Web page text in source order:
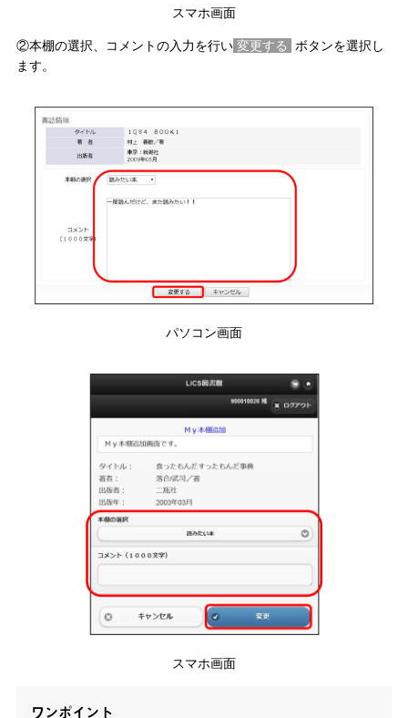
スマホ画面
②本棚の選択、コメントの入力を行い変更する
ボタンを選択し
ます。
パソコン画面
スマホ画面
ワンポイント